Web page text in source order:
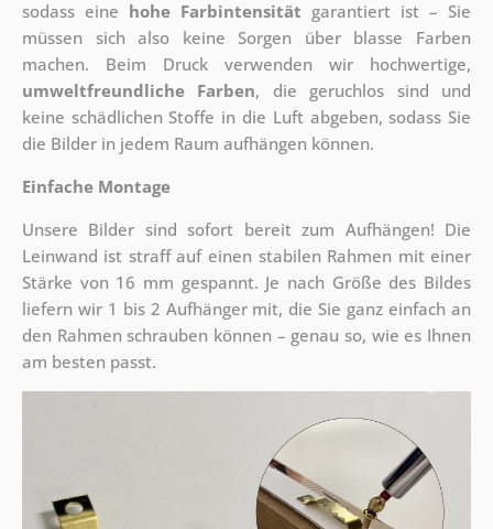
sodass eine hohe Farbintensität garantiert ist – Sie
müssen sich also keine Sorgen über blasse Farben
machen. Beim Druck verwenden wir hochwertige,
umweltfreundliche Farben, die geruchlos sind und
keine schädlichen Stoffe in die Luft abgeben, sodass Sie
die Bilder in jedem Raum aufhängen können.
Einfache Montage
Unsere Bilder sind sofort bereit zum Aufhängen! Die
Leinwand ist straff auf einen stabilen Rahmen mit einer
Stärke von 16 mm gespannt. Je nach Größe des Bildes
liefern wir 1 bis 2 Aufhänger mit, die Sie ganz einfach an
den Rahmen schrauben können – genau so, wie es Ihnen
am besten passt.